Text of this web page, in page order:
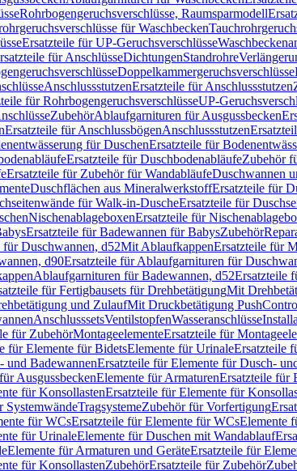
Rohrbogengeruchsverschlüsse, Raumsparmodell
für Waschbecken
Ersatzteile für UP-Geruchsverschlüsse
für AnschlüsseDichtungenStandrohre
Doppelkammergeruchsverschlüsse
AnschlussstutzenErsatzteile für Anschlussstutzen
für RohrbogengeruchsverschlüsseUP-
ZubehörAblaufgarnituren für Ausgussbecken
Ersatzteile für AnschlussbögenAnschlussstutzen
für DuschenErsatzteile für
Ersatzteile für DuschbodenabläufeZubehör
Ersatzteile für Zubehör für WandabläufeDuschwannen
Duschflächen aus MineralwerkstoffErsatzteile für
für Walk-in-DuscheErsatzteile für
NischenablageboxenErsatzteile für
Ersatzteile für Badewannen für BabysZubehör
Duschwannen, d52Mit AblaufkappenErsatzteile für
d90Ersatzteile für Ablaufgarnituren für
Ablaufgarnituren für Badewannen, d52Ersatzteile
für Fertigbausets für DrehbetätigungMit
und ZulaufMit Druckbetätigung
AnschlusssetsVentilstopfenWasseranschlüsse
für ZubehörMontageelementeErsatzteile für
für Elemente für BidetsElemente für UrinaleErsatzteile
und BadewannenErsatzteile für Elemente für Dusch-
AusgussbeckenElemente für ArmaturenErsatzteile für
für KonsollastenErsatzteile für Elemente für
SystemwändeTragsystemeZubehör für Vorfertigung
für WCsErsatzteile für Elemente für WCsElemente
für UrinaleElemente für Duschen mit Wandablauf
Elemente für Armaturen und GeräteErsatzteile für
für KonsollastenZubehörErsatzteile für Zubehör